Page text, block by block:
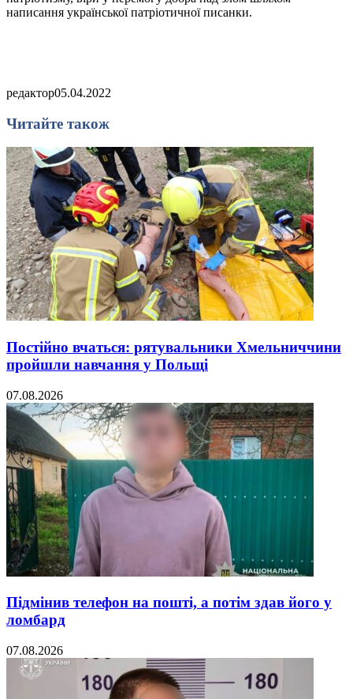
написання української патріотичної писанки.
редактор05.04.2022
Читайте також
Постійно вчаться: рятувальники Хмельниччини
пройшли навчання у Польщі
07.08.2026
Підмінив телефон на пошті, а потім здав його у
ломбард
07.08.2026